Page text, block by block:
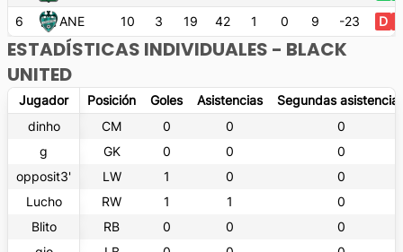
6
ANE 10 3 19 42 1 0 9 -23 D
ESTADÍSTICAS INDIVIDUALES - BLACK
UNITED
Jugador Posición Goles Asistencias
Segundas
dinho
CM 0 0
0
g
GK 0 0
0
opposit3'
LW 1 0
0
Lucho
RW 1 1
0
Blito
RB 0 0
0